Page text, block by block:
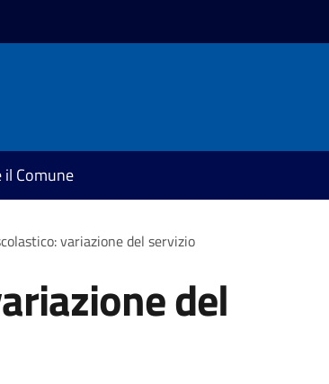
il Comune
variazione del servizio
del